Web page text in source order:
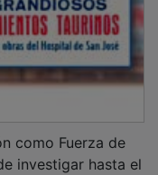
como Fuerza de
investigar hasta el